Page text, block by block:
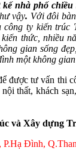
kế nhà phố
vậy. Với đôi
công ty kiến trúc
thức, nhiều
gian sống
một không
được tư vấn thi
thất, khách
và Xây dựng
P.Hạ Đình,